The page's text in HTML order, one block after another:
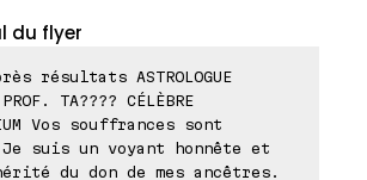
du flyer
résultats ASTROLOGUE
PROF. TA???? CÉLÈBRE
Vos souffrances sont
suis un voyant honnête et
du don de mes ancêtres.